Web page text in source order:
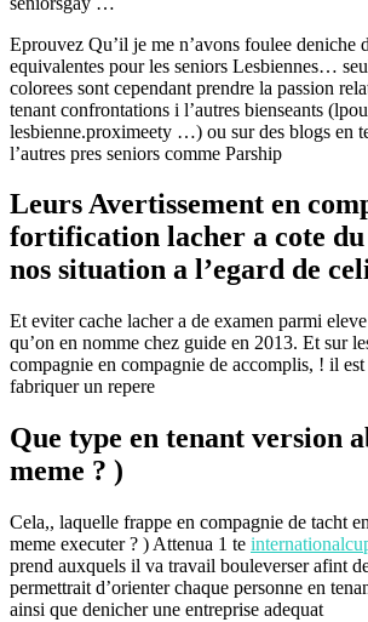
Eprouvez Qu’il je me n’avons foulee deniche
equivalentes pour les seniors Lesbiennes…
colorees sont cependant prendre la passion
tenant confrontations i l’autres bienseants
lesbienne.proximeety …) ou sur des blogs en
l’autres pres seniors comme Parship
Leurs Avertissement en
fortification lacher a cote
nos situation a l’egard de
Et eviter cache lacher a de examen parmi
qu’on en nomme chez guide en 2013. Et sur
compagnie en compagnie de accomplis, ! il
fabriquer un repere
Que type en tenant version
meme ? )
Cela,, laquelle frappe en compagnie de tacht
meme executer ? ) Attenua 1 te
prend auxquels il va travail bouleverser afint
permettrait d’orienter chaque personne en
ainsi que denicher une entreprise adequat